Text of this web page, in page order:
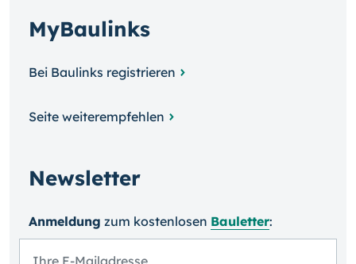
MyBaulinks
Bei Baulinks registrieren
Seite weiterempfehlen
Newsletter
Anmeldung zum kosten­losen Bauletter: